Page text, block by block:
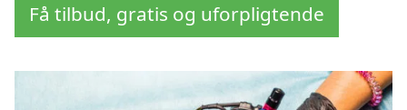
Få tilbud, gratis og uforpligtende